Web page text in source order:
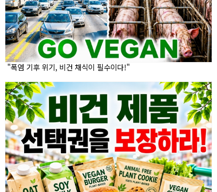
"폭염 기후 위기, 비건 채식이 필수이다!"